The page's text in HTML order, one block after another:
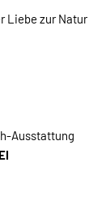
Liebe zur Natur
Ausstattung